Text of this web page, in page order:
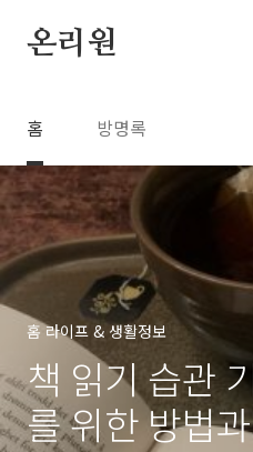
온리원
홈 방명록
홈 라이프 & 생활정보
책 읽기 습관
를 위한 방법